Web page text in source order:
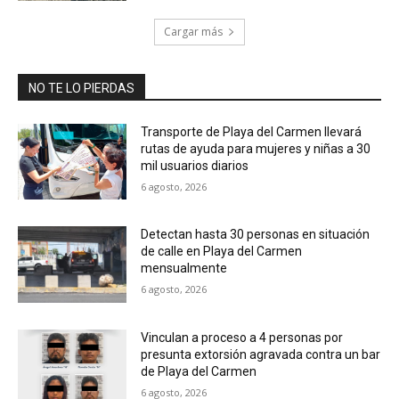
Cargar más
NO TE LO PIERDAS
Transporte de Playa del Carmen llevará
rutas de ayuda para mujeres y niñas a 30
mil usuarios diarios
6 agosto, 2026
Detectan hasta 30 personas en situación
de calle en Playa del Carmen
mensualmente
6 agosto, 2026
Vinculan a proceso a 4 personas por
presunta extorsión agravada contra un bar
de Playa del Carmen
6 agosto, 2026